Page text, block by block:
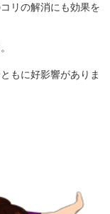
リの解消にも効果を
もに好影響がありま